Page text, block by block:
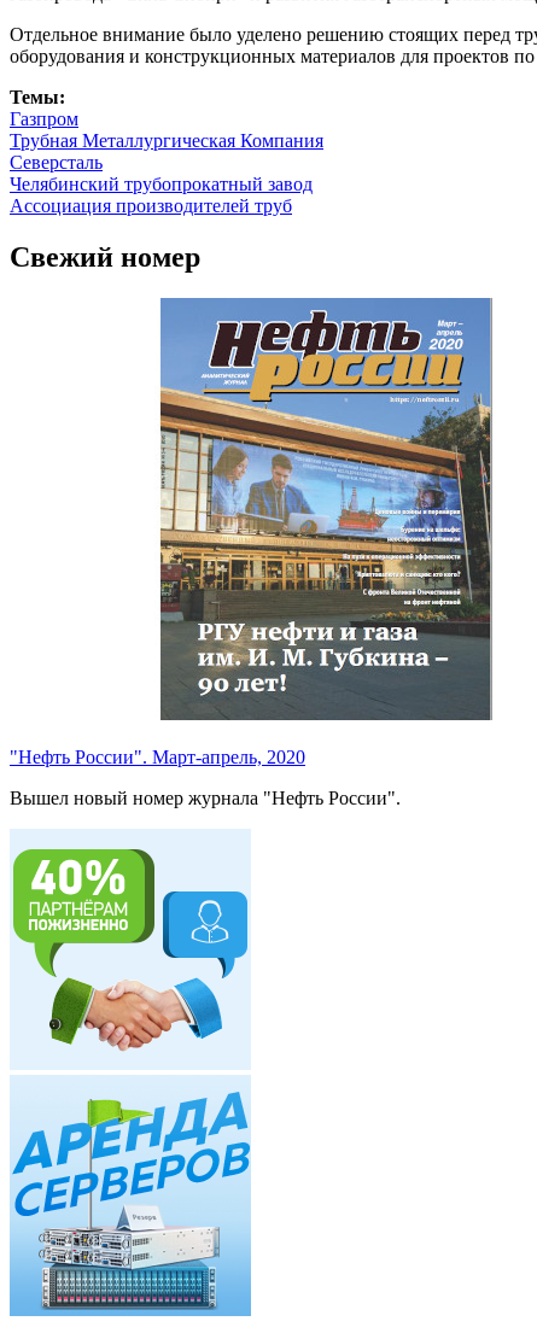
Отдельное внимание было уделено решению стоящих перед
оборудования и конструкционных материалов для проектов
Темы:
Газпром
Трубная Металлургическая Компания
Северсталь
Челябинский трубопрокатный завод
Ассоциация производителей труб
Свежий номер
"Нефть России". Март-апрель, 2020
Вышел новый номер журнала "Нефть России".